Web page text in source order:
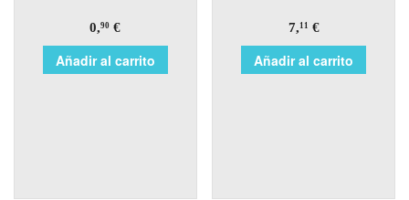
0,90 €
Añadir al carrito
7,11 €
Añadir al carrito